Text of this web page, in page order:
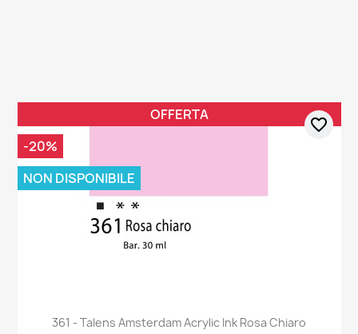
361 - Talens Amsterdam Acrylic Ink Rosa Chiaro
OFFERTA
-20%
NON DISPONIBILE
favorite_border